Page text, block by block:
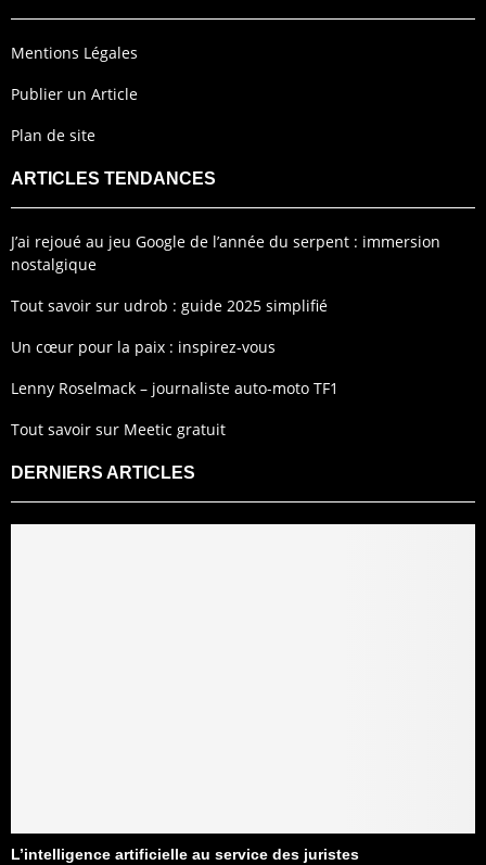
Mentions Légales
Publier un Article
Plan de site
ARTICLES TENDANCES
J’ai rejoué au jeu Google de l’année du serpent : immersion
nostalgique
Tout savoir sur udrob : guide 2025 simplifié
Un cœur pour la paix : inspirez-vous
Lenny Roselmack – journaliste auto-moto TF1
Tout savoir sur Meetic gratuit
DERNIERS ARTICLES
L’intelligence artificielle au service des juristes